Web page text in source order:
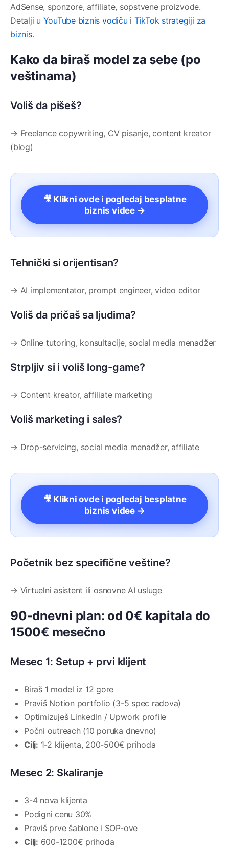
AdSense, sponzore, affiliate, sopstvene proizvode.
Detalji u YouTube biznis vodiču i TikTok strategiji za
biznis.
Kako da biraš model za sebe (po
veštinama)
Voliš da pišeš?
→ Freelance copywriting, CV pisanje, content kreator
(blog)
🎥 Klikni ovde i pogledaj besplatne
biznis videe →
Tehnički si orijentisan?
→ AI implementator, prompt engineer, video editor
Voliš da pričaš sa ljudima?
→ Online tutoring, konsultacije, social media menadžer
Strpljiv si i voliš long-game?
→ Content kreator, affiliate marketing
Voliš marketing i sales?
→ Drop-servicing, social media menadžer, affiliate
🎥 Klikni ovde i pogledaj besplatne
biznis videe →
Početnik bez specifične veštine?
→ Virtuelni asistent ili osnovne AI usluge
90-dnevni plan: od 0€ kapitala do
1500€ mesečno
Mesec 1: Setup + prvi klijent
Biraš 1 model iz 12 gore
Praviš Notion portfolio (3-5 spec radova)
Optimizuješ LinkedIn / Upwork profile
Počni outreach (10 poruka dnevno)
Cilj: 1-2 klijenta, 200-500€ prihoda
Mesec 2: Skaliranje
3-4 nova klijenta
Podigni cenu 30%
Praviš prve šablone i SOP-ove
Cilj: 600-1200€ prihoda